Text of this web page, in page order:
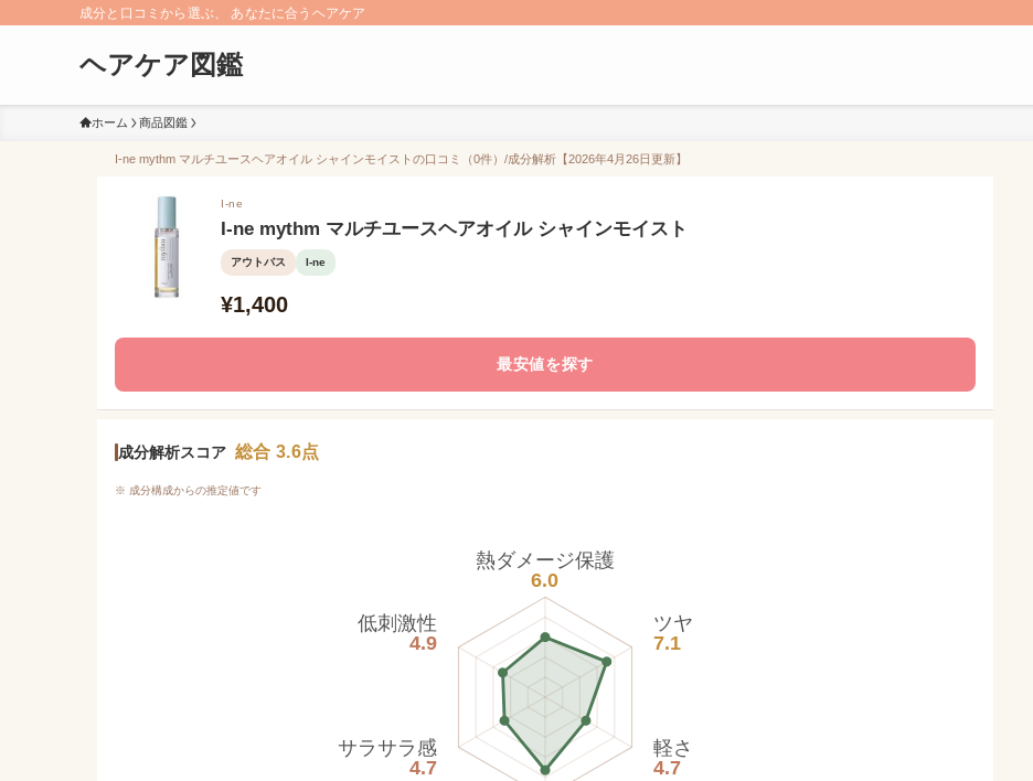
成分と口コミから選ぶ、 あなたに合うヘアケア
ヘアケア図鑑
ホーム 商品図鑑
I-ne mythm マルチユースヘアオイル シャインモイストの口コミ（0件）/成分解析【2026年4月26日更新】
I-ne
I-ne mythm マルチユースヘアオイル シャインモイスト
アウトバス I-ne
¥1,400
最安値を探す
成分解析スコア 総合 3.6点
※ 成分構成からの推定値です
熱ダメージ保護
6.0
ツヤ
7.1
軽さ
4.7
サラサラ感
4.7
低刺激性
4.9